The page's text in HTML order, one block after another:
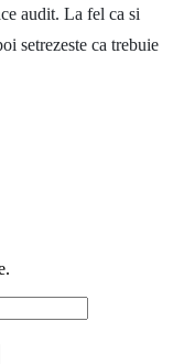
audit. La fel ca si
setrezeste ca trebuie